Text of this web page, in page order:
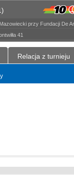
przy Fundacji De
41
Relacja z turnieju